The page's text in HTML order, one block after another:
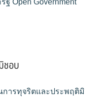
Open Government
ชอบ
การทุจริตและประพฤติมิ